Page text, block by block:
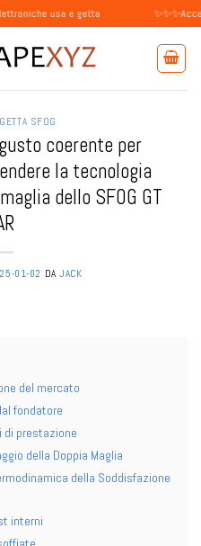
e getta ✨✨✨Accettiamo
SFOG
coerente per
la tecnologia
dello SFOG GT
01-02 DAJACK
del mercato
fondatore
di prestazione
della Doppia Maglia
della Soddisfazione
interni